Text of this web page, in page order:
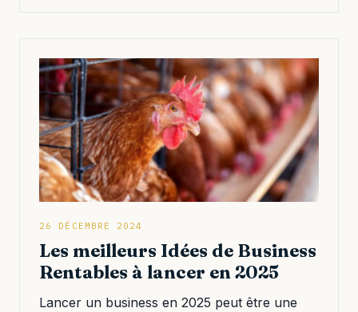
26 DÉCEMBRE 2024
Les meilleurs Idées de Business
Rentables à lancer en 2025
Lancer un business en 2025 peut être une